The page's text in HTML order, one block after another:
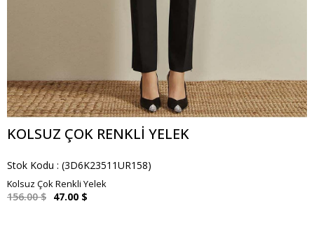
KOLSUZ ÇOK RENKLI YELEK
Stok Kodu (3D6K23511UR158)
Kolsuz Çok Renkli Yelek
156.00 $ 47.00 $